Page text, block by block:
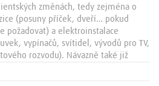
změnách, tedy zejména o
(posuny příček, dveří… pokud
požadovat) a elektroinstalace
vypínačů, svítidel, vývodů pro TV,
rozvodu). Návazně také již